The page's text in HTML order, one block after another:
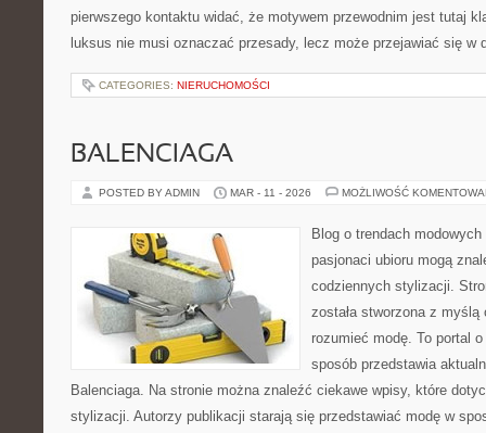
pierwszego kontaktu widać, że motywem przewodnim jest tutaj
luksus nie musi oznaczać przesady, lecz może przejawiać się
CATEGORIES: NIERUCHOMOŚCI
BALENCIAGA
POSTED BY ADMIN MAR - 11 - 2026 MOŻLIWOŚĆ
Blog o trendach
pasjonaci ubioru mogą
codziennych stylizacji.
została stworzona z
rozumieć modę. To portal
sposób przedstawia
Balenciaga. Na stronie można znaleźć ciekawe wpisy, które
stylizacji. Autorzy publikacji starają się przedstawiać modę w